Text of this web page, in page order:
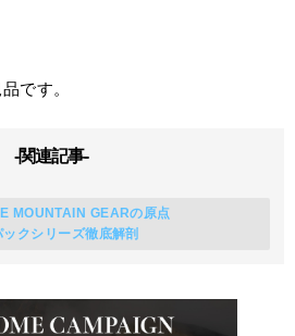
です。
-関連記事-
MOUNTAIN GEARの原点
ックシリーズ徹底解剖